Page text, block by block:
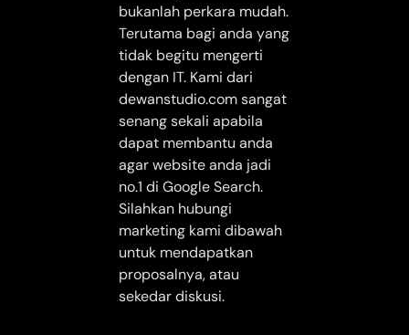
bukanlah perkara mudah.
Terutama bagi anda yang
tidak begitu mengerti
dengan IT. Kami dari
dewanstudio.com sangat
senang sekali apabila
dapat membantu anda
agar website anda jadi
no.1 di Google Search.
Silahkan hubungi
marketing kami dibawah
untuk mendapatkan
proposalnya, atau
sekedar diskusi.